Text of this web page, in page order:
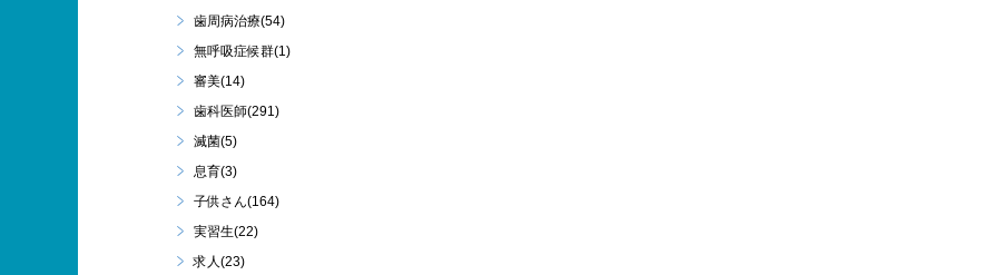
歯周病治療(54)
無呼吸症候群(1)
審美(14)
歯科医師(291)
滅菌(5)
息育(3)
子供さん(164)
実習生(22)
求人(23)